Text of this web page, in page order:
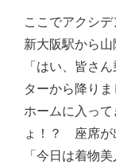
ここでアクシデ
新大阪駅から山
「はい、皆さ
ターから降りま
ホームに入っ
ょ！？ 座席が
「今日は着物